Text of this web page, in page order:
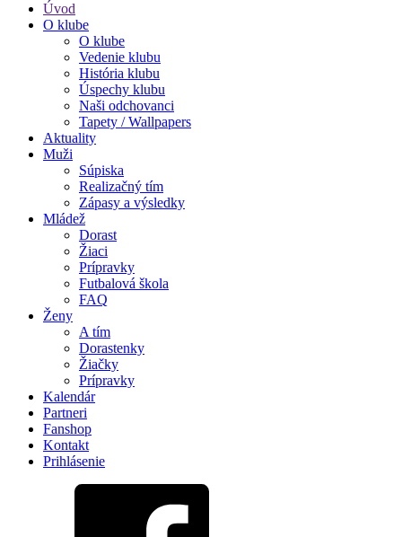
Úvod
O klube
O klube
Vedenie klubu
História klubu
Úspechy klubu
Naši odchovanci
Tapety / Wallpapers
Aktuality
Muži
Súpiska
Realizačný tím
Zápasy a výsledky
Mládež
Dorast
Žiaci
Prípravky
Futbalová škola
FAQ
Ženy
A tím
Dorastenky
Žiačky
Prípravky
Kalendár
Partneri
Fanshop
Kontakt
Prihlásenie